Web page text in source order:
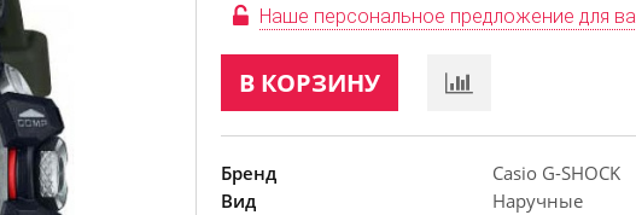
Наше персональное предложение для
В КОРЗИНУ
Бренд
Casio G-SHOCK
Вид
Наручные